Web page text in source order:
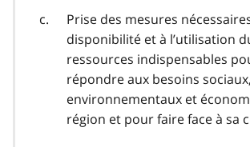
Prise des mesures
disponibilité et à l’utilisation
ressources indispensables
répondre aux besoins sociaux,
environnementaux et
région et pour faire face à sa